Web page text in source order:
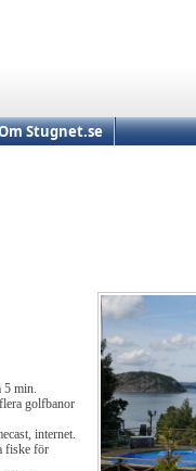
Stugnet.se
5 min.
golfbanor
internet.
fiske för